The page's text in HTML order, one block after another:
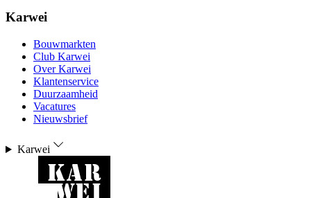
Karwei
Bouwmarkten
Club Karwei
Over Karwei
Klantenservice
Duurzaamheid
Vacatures
Nieuwsbrief
Karwei